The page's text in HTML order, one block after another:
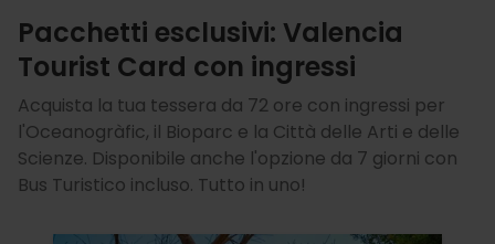
Pacchetti esclusivi: Valencia
Tourist Card con ingressi
Acquista la tua tessera da 72 ore con ingressi per
l'Oceanogràfic, il Bioparc e la Città delle Arti e delle
Scienze. Disponibile anche l'opzione da 7 giorni con
Bus Turistico incluso. Tutto in uno!